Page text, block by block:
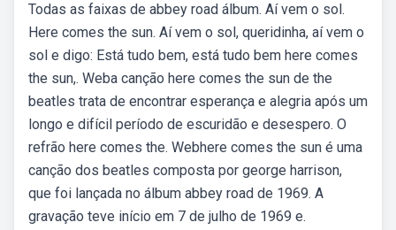
Todas as faixas de abbey road álbum. Aí vem o sol.
Here comes the sun. Aí vem o sol, queridinha, aí vem o
sol e digo: Está tudo bem, está tudo bem here comes
the sun,. Weba canção here comes the sun de the
beatles trata de encontrar esperança e alegria após um
longo e difícil período de escuridão e desespero. O
refrão here comes the. Webhere comes the sun é uma
canção dos beatles composta por george harrison,
que foi lançada no álbum abbey road de 1969. A
gravação teve início em 7 de julho de 1969 e.